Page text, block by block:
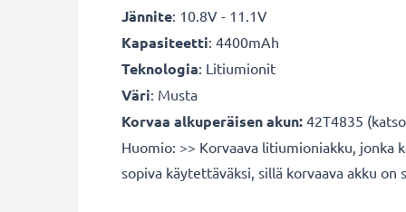
Jännite: 10.8V - 11.1V
Kapasiteetti: 4400mAh
Teknologia: Litiumionit
Väri: Musta
Korvaa alkuperäisen akun: 42T4835
Huomio: >> Korvaava litiumioniakku,
sopiva käytettäväksi, sillä korvaava akku